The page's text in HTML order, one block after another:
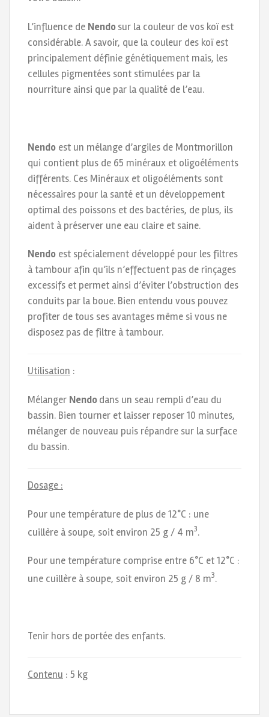
L’influence de Nendosur la couleur de vos koï est
considérable. A savoir, que la couleur des koï est
principalement définie génétiquement mais, les
cellules pigmentées sont stimulées par la
nourriture ainsi que par la qualité de l’eau.
Nendo est un mélange d’argiles de Montmorillon
qui contient plus de 65 minéraux et oligoéléments
différents. Ces Minéraux et oligoéléments sont
nécessaires pour la santé et un développement
optimal des poissons et des bactéries, de plus, ils
aident à préserver une eau claire et saine.
Nendo est spécialement développé pour les filtres
à tambour afin qu’ils n’effectuent pas de rinçages
excessifs et permet ainsi d’éviter l’obstruction des
conduits par la boue. Bien entendu vous pouvez
profiter de tous ses avantages même si vous ne
disposez pas de filtre à tambour.
Utilisation :
Mélanger Nendodans un seau rempli d’eau du
bassin. Bien tourner et laisser reposer 10 minutes,
mélanger de nouveau puis répandre sur la surface
du bassin.
Dosage :
Pour une température de plus de 12°C : une
cuillère à soupe, soit environ 25 g / 4 m3.
Pour une température comprise entre 6°C et 12°C :
une cuillère à soupe, soit environ 25 g / 8 m3.
Tenir hors de portée des enfants.
Contenu : 5 kg